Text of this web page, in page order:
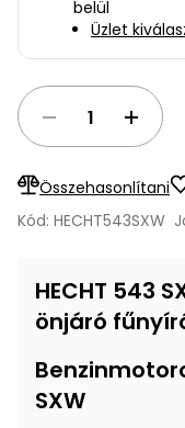
és
tartozékok
Szórókocsi,
kézi szóró
mosó
Seprőgép
Porszívók
Ventillátorok,
belül
Üzlet
Összehasonlítani
Kód: HECHT543SXW
HECHT 543
önjáró
SXW